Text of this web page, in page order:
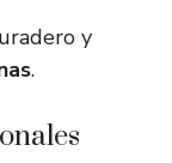
y
.